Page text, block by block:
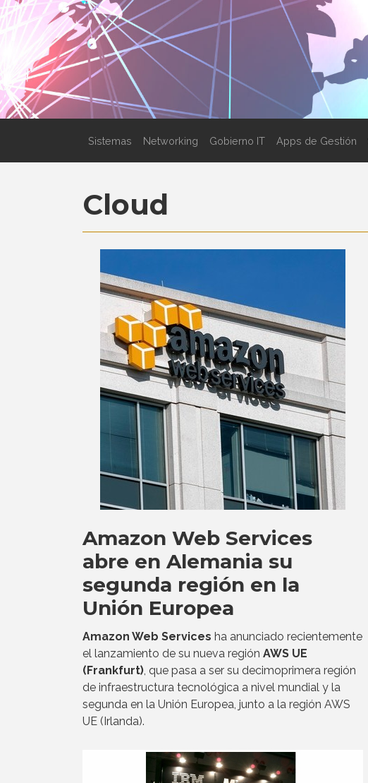
Sistemas Networking Gobierno IT Apps de Gestión
Cloud
Amazon Web Services
abre en Alemania su
segunda región en la
Unión Europea
Amazon Web Services ha anunciado recientemente
el lanzamiento de su nueva región AWS UE
(Frankfurt), que pasa a ser su decimoprimera región
de infraestructura tecnológica a nivel mundial y la
segunda en la Unión Europea, junto a la región AWS
UE (Irlanda).